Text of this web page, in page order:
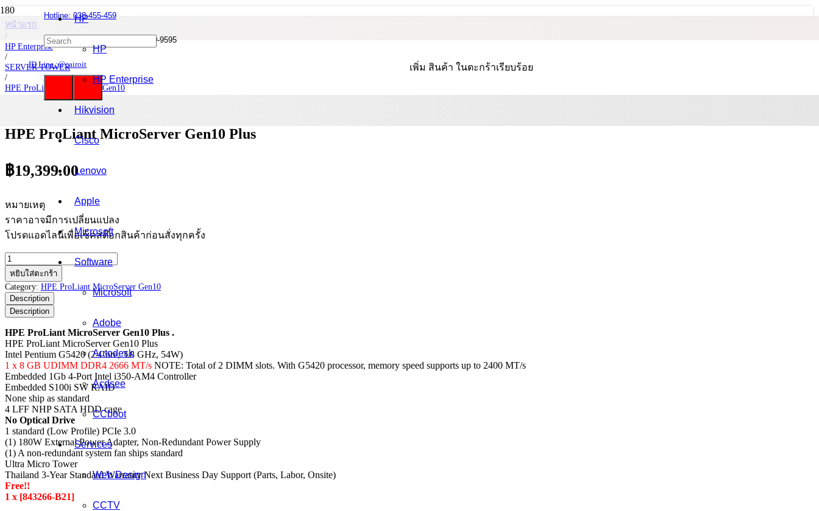
Hotline: 038-455-459
Mobile : 085-0844-555 / 090-980-9595
ID Line :@cairoit เพิ่ม สินค้า ในตะกร้าเรียบร้อย
HP
HP
HP Enterprise
Hikvision
Cisco
Lenovo
Apple
Microsoft
Software
Microsoft
Adobe
Autodesk
Acdsee
CCboot
Services
Web Design
CCTV
หน้าแรก
/
HP Enterprise
/
SERVER TOWER
/
HPE ProLiant MicroServer Gen10
HPE ProLiant MicroServer Gen10 Plus
HPE ProLiant MicroServer Gen10 Plus
฿19,399.00
หมายเหตุ
ราคาอาจมีการเปลี่ยนแปลง
โปรดแอดไลน์เพื่อเช็คสต๊อกสินค้าก่อนสั่งทุกครั้ง
จำนวน
HPE
ProLiant
MicroServer
Gen10
Plus
ชิ้น
หยิบใส่ตะกร้า
Category: HPE ProLiant MicroServer Gen10
Description
Description
HPE ProLiant MicroServer Gen10 Plus .
HPE ProLiant MicroServer Gen10 Plus
Intel Pentium G5420 (2-Core, 3.8 GHz, 54W)
1 x 8 GB UDIMM DDR4 2666 MT/s NOTE: Total of 2 DIMM slots. With G5420 processor, memory speed supports up to 2400 MT/s
Embedded 1Gb 4-Port Intel i350-AM4 Controller
Embedded S100i SW RAID
None ship as standard
4 LFF NHP SATA HDD cage
No Optical Drive
1 standard (Low Profile) PCIe 3.0
(1) 180W External Power Adapter, Non-Redundant Power Supply
(1) A non-redundant system fan ships standard
Ultra Micro Tower
Thailand 3-Year Standard Warranty Next Business Day Support (Parts, Labor, Onsite)
Free!!
1 x [843266-B21]